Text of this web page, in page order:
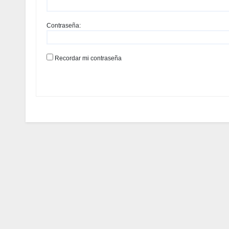
Contraseña:
Recordar mi contraseña